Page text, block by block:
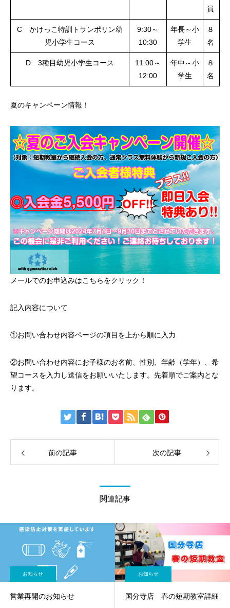
員
C かけっこ特訓トランポリン幼
児小学生コース
9:30～
10:30
年長～小
学生
８
名
D 3種目幼児小学生コース
11:00～
12:00
年中～小
学生
８
名
夏のキャンペーン情報！
メールでのお申込みはこちらをクリック！
記入内容について
①お問い合わせ内容ページの項目を上から順に入力
②お問い合わせ内容にお子様のお名前、性別、年齢（学年）、希
望コースを入力し送信をお願いいたします。先着順でご案内とな
ります。
前の記事 次の記事
関連記事
お知らせ
営業再開のお知らせ
お知らせ
国分寺店 春の短期教室詳細